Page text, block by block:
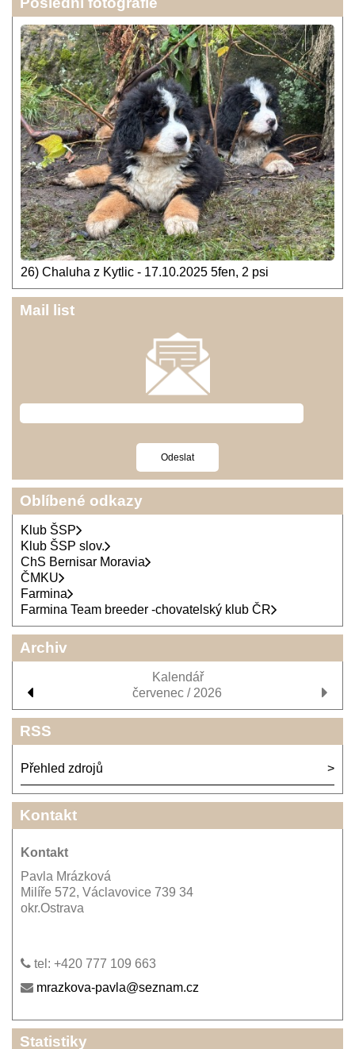
26) Chaluha z Kytlic - 17.10.2025 5fen, 2 psi
Mail list
Oblíbené odkazy
Klub ŠSP
Klub ŠSP slov.
ChS Bernisar Moravia
ČMKU
Farmina
Farmina Team breeder -chovatelský klub ČR
Archiv
Kalendář
červenec / 2026
RSS
Přehled zdrojů
Kontakt
Kontakt
Pavla Mrázková
Milíře 572, Václavovice 739 34
okr.Ostrava
tel: +420 777 109 663
mrazkova-pavla@seznam.cz
Statistiky